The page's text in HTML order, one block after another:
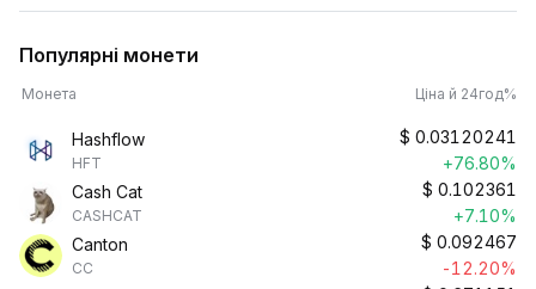
Популярні монети
Монета Ціна й 24год%
Hashflow
HFT
$ 0.03120241
+76.80%
Cash Cat
CASHCAT
$ 0.102361
+7.10%
Canton
CC
$ 0.092467
-12.20%